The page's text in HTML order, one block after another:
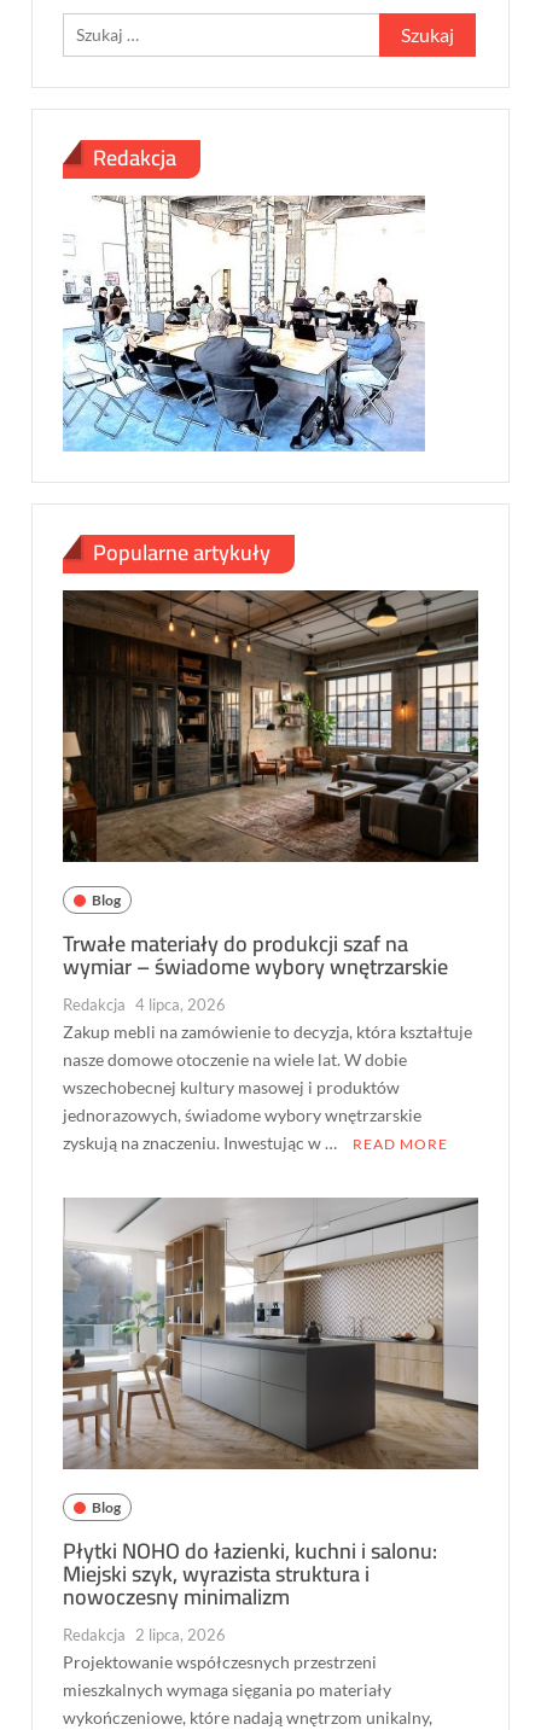
Szukaj:
Redakcja
Popularne artykuły
Blog
Trwałe materiały do produkcji szaf na
wymiar – świadome wybory wnętrzarskie
Redakcja 4 lipca, 2026
Zakup mebli na zamówienie to decyzja, która kształtuje
nasze domowe otoczenie na wiele lat. W dobie
wszechobecnej kultury masowej i produktów
jednorazowych, świadome wybory wnętrzarskie
zyskują na znaczeniu. Inwestując w …
READ MORE
Blog
Płytki NOHO do łazienki, kuchni i salonu:
Miejski szyk, wyrazista struktura i
nowoczesny minimalizm
Redakcja 2 lipca, 2026
Projektowanie współczesnych przestrzeni
mieszkalnych wymaga sięgania po materiały
wykończeniowe, które nadają wnętrzom unikalny,